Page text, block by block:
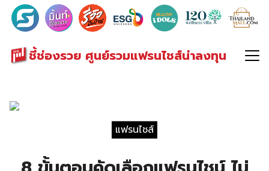
ชี้ช่องรวย ศูนย์รวมแฟรนไชส์น่าลงทุน
Search
for:
แฟรนไชส์